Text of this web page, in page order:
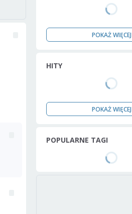
POKAŻ WIĘCEJ
HITY
POKAŻ WIĘCEJ
POPULARNE TAGI